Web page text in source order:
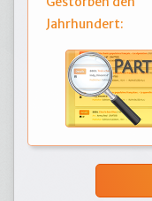
Jahrhundert: